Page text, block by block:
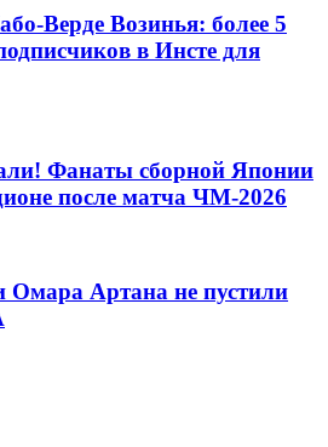
Верде Возинья: более 5
в Инсте для
Фанаты сборной Японии
после матча ЧМ-2026
Омара Артана не пустили